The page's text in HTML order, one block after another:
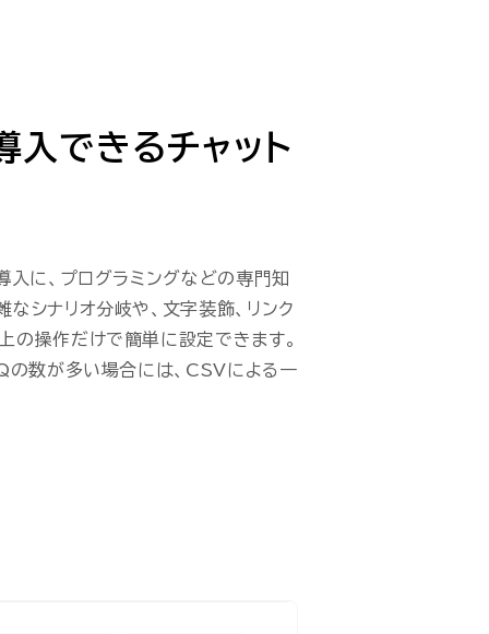
入できるチャット
入に、プログラミングなどの専門知
シナリオ分岐や、文字装飾、リンク
の操作だけで簡単に設定できます。
数が多い場合には、CSVによる一